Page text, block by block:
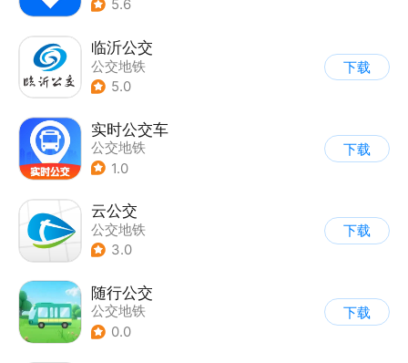
5.6
临沂公交
公交地铁
5.0
下载
实时公交车
公交地铁
1.0
下载
云公交
公交地铁
3.0
下载
随行公交
公交地铁
0.0
下载